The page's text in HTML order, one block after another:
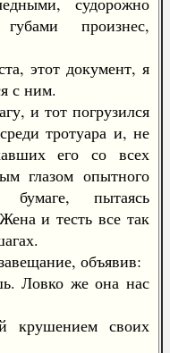
произнес,
этот документ, я
с ним.
и тот погрузился
тротуара и, не
его со всех
глазом опытного
пытаясь
и тесть все так
объявив:
же она нас
своих